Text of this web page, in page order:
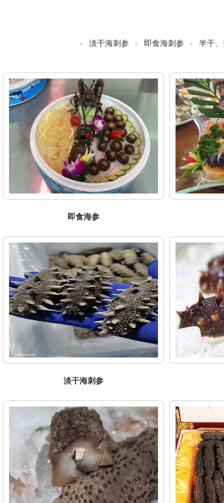
淡干海刺参 即食海刺参 半干
即食海参
淡干海刺参